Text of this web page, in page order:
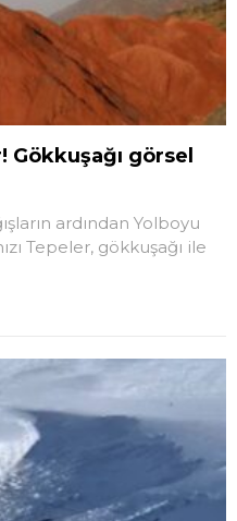
Instagram
Youtube
Telegram
Gökkuşağı görsel
ardından Yolboyu
Tepeler, gökkuşağı ile